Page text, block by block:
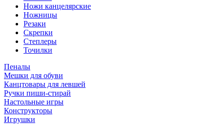
Ножи канцелярские
Ножницы
Резаки
Скрепки
Степлеры
Точилки
Пеналы
Мешки для обуви
Канцтовары для левшей
Ручки пиши-стирай
Настольные игры
Конструкторы
Игрушки